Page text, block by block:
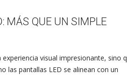
MÁS QUE UN SIMPLE
visual impresionante, sino
las pantallas LED se alinean con un